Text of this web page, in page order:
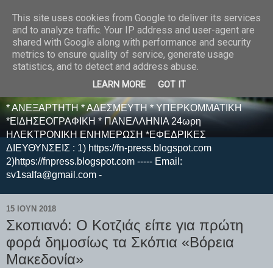
E F E N P R E S S -
ΗΛΕΚΤΡΟΝΙΚΗ
ΕΦΗΜΕΡΙΔΑ
* ΑΝΕΞΑΡΤΗΤΗ * ΑΔΕΣΜΕΥΤΗ * ΥΠΕΡΚΟΜΜΑΤΙΚΗ
*ΕΙΔΗΣΕΟΓΡΑΦΙΚΗ * ΠΑΝΕΛΛΗΝΙΑ 24ωρη
ΗΛΕΚΤΡΟΝΙΚΗ ΕΝΗΜΕΡΩΣΗ *ΕΦΕΔΡΙΚΕΣ
ΔΙΕΥΘΥΝΣΕΙΣ : 1) https://fn-press.blogspot.com
2)https://fnpress.blogspot.com ----- Email:
sv1salfa@gmail.com -
15 ΙΟΥΝ 2018
Σκοπιανό: Ο Κοτζιάς είπε για πρώτη
φορά δημοσίως τα Σκόπια «Βόρεια
Μακεδονία»
This site uses cookies from Google to deliver its services
and to analyze traffic. Your IP address and user-agent are
shared with Google along with performance and security
metrics to ensure quality of service, generate usage
statistics, and to detect and address abuse.
LEARN MORE GOT IT